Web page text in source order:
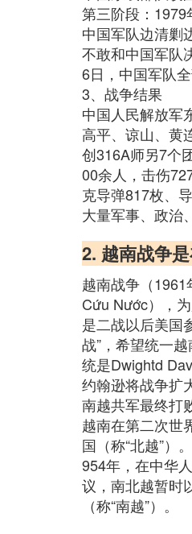
第三阶段：1979
中国军队边清剿
不敢和中国军队
6日，中国军队
3、战争结果
中国人民解放军
高平、谅山、黄
创316A师另7个
00余人，击伤
克导弹817枚、
大量军事、政治
2. 越南战争
越南战争（
Cứu Nước），
是二战以后美国
战”，希望统一
统是Dwightd
约翰逊将战争扩
南越共军最终打
越南在第二次世
国（称“北越”）
954年，在中华
议，南北越暂时
（称“南越”）。